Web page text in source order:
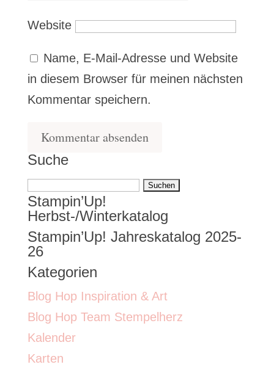
Website
Name, E-Mail-Adresse und Website
in diesem Browser für meinen nächsten
Kommentar speichern.
Suche
Suchen
nach:
Stampin’Up!
Herbst-/Winterkatalog
Stampin’Up! Jahreskatalog 2025-
26
Kategorien
Blog Hop Inspiration & Art
Blog Hop Team Stempelherz
Kalender
Karten